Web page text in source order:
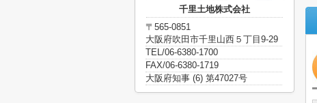
千里土地株式会社
〒565-0851
大阪府吹田市千里山西５丁目9-29
TEL/06-6380-1700
FAX/06-6380-1719
大阪府知事 (6) 第47027号